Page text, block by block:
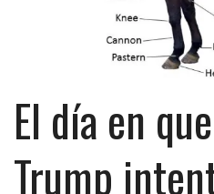
El día en
Trump